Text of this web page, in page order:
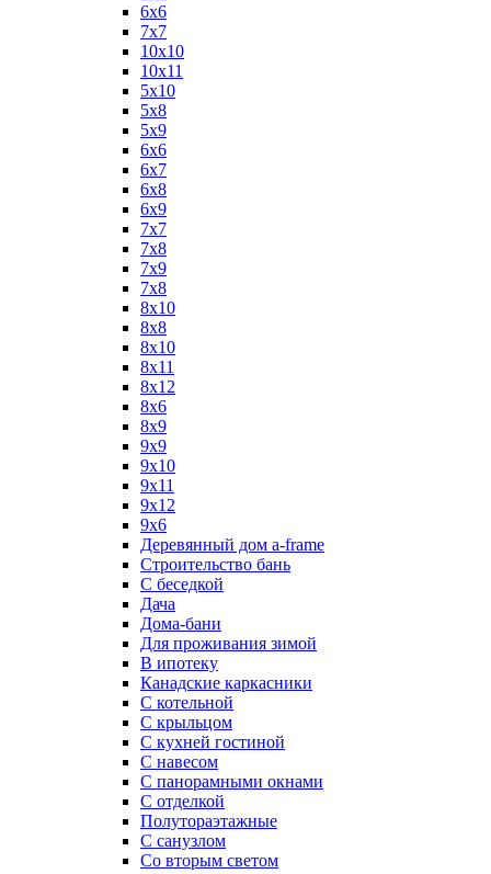
6х6
7х7
10х10
10х11
5х10
5х8
5х9
6x6
6x7
6x8
6x9
7x7
7x8
7x9
7х8
8x10
8x8
8х10
8х11
8х12
8х6
8х9
9x9
9х10
9х11
9х12
9х6
Деревянный дом a-frame
Строительство бань
С беседкой
Дача
Дома-бани
Для проживания зимой
В ипотеку
Канадские каркасники
С котельной
С крыльцом
С кухней гостиной
С навесом
С панорамными окнами
С отделкой
Полутораэтажные
С санузлом
Со вторым светом